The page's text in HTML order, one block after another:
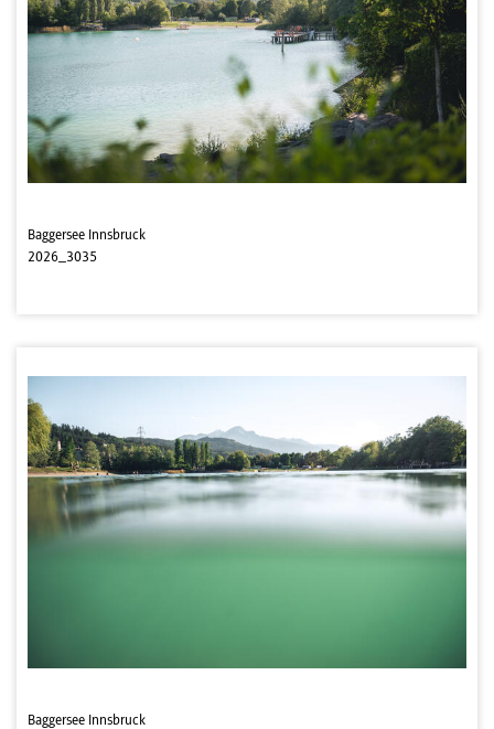
Baggersee Innsbruck
2026_3035
Baggersee Innsbruck